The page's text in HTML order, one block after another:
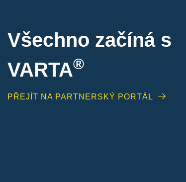
Všechno začíná s
VARTA®
PŘEJÍT NA PARTNERSKÝ PORTÁL